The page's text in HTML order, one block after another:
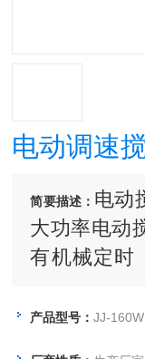
电动调速
简要描述： 电动
大功率电动
有机械定时
无级调速，
产品型号：JJ-160W